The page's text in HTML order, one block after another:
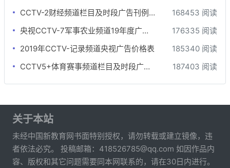
CCTV-2财经频道栏目及时段广告刊例-最全版
168453 阅读
央视CCTV-7军事农业频道19年度广告刊例价格表
176335 阅读
2019年CCTV-记录频道央视广告价格表
185340 阅读
CCTV5+体育赛事频道栏目及时段广告刊例
187403 阅读
关于本站
未经中国新教育网书面特别授权，请勿转载或建立镜像，违
者依法必究。 投稿邮箱：418526785@qq.com 如因作品内
容、版权和其它问题需要同本网联系的，请在30日内进行。